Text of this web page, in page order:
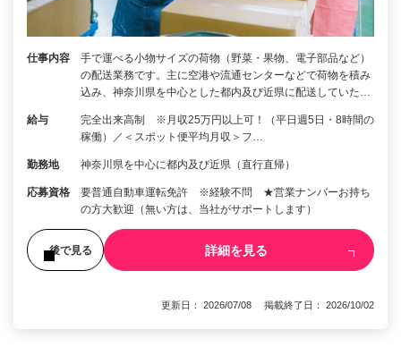
仕事内容
手で運べる小物サイズの荷物（野菜・果物、電子部品など）
の配送業務です。主に空港や流通センターなどで荷物を積み
込み、神奈川県を中心とした都内及び近県に配送していた…
給与
完全出来高制 ※月収25万円以上可！（平日週5日・8時間の
稼働）／＜スポット便平均月収＞フ…
勤務地 神奈川県を中心に都内及び近県（直行直帰）
応募資格
要普通自動車運転免許 ※経験不問 ★営業ナンバーお持ち
の方大歓迎（無い方は、当社がサポートします）
後で見る 詳細を見る
更新日： 2026/07/08 掲載終了日： 2026/10/02